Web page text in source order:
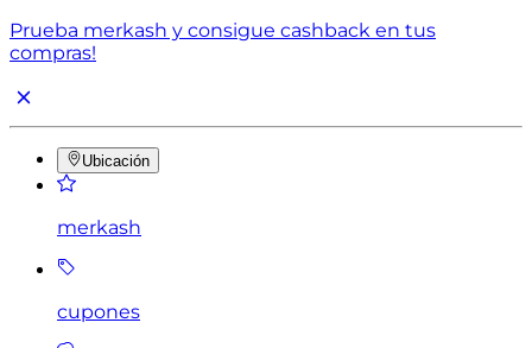
Prueba merkash y consigue cashback en tus
compras!
Ubicación
merkash
cupones